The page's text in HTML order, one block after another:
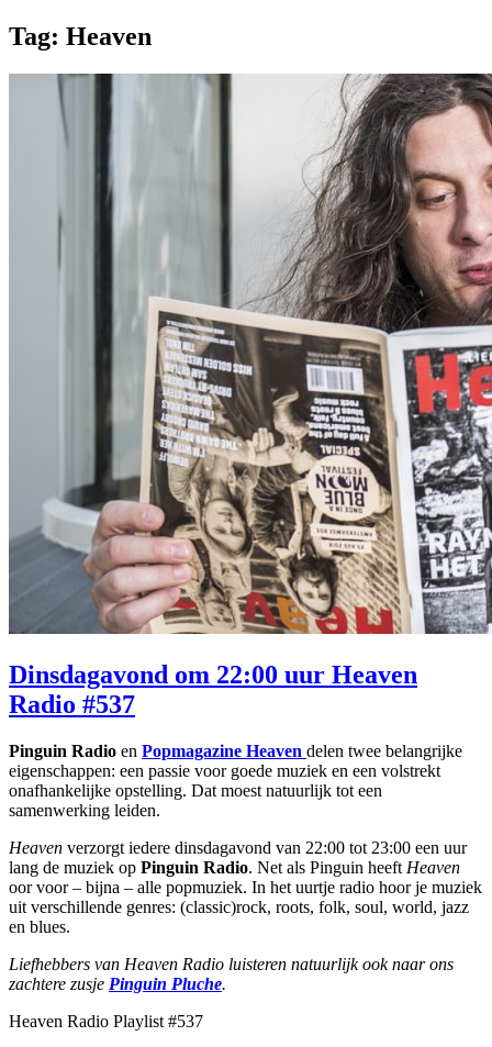
Tag: Heaven
Dinsdagavond om 22:00 uur Heaven
Radio #537
Pinguin Radio en Popmagazine Heaven delen twee belangrijke
eigenschappen: een passie voor goede muziek en een volstrekt
onafhankelijke opstelling. Dat moest natuurlijk tot een
samenwerking leiden.
Heaven verzorgt iedere dinsdagavond van 22:00 tot 23:00 een uur
lang de muziek op Pinguin Radio. Net als Pinguin heeft Heaven
oor voor – bijna – alle popmuziek. In het uurtje radio hoor je muziek
uit verschillende genres: (classic)rock, roots, folk, soul, world, jazz
en blues.
Liefhebbers van Heaven Radio luisteren natuurlijk ook naar ons
zachtere zusje Pinguin Pluche.
Heaven Radio Playlist #537